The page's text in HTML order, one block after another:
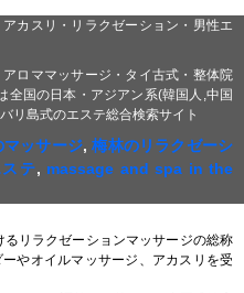
カスリ・リラクゼーション・男性エ
ロママッサージ・タイ古式・整体院
全国の日本・アジアン系(韓国人,中国
リ島式のエステ総合検索サイト
マッサージ,梅林のリラクゼーシ
テ, massage and spa in the
リラクゼーションマッサージの総称
やオイルマッサージ、アカスリを受